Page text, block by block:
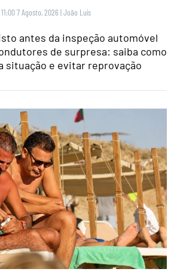
11:00 7 Agosto, 2026 |João Luís
antes da inspeção automóvel
de surpresa: saiba como
situação e evitar reprovação